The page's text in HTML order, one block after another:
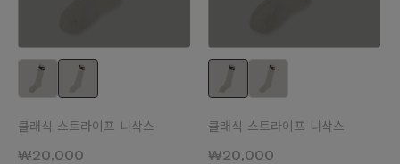
클래식 스트라이프 니삭스
₩20,000
클래식 스트라이프 니삭스
₩20,000